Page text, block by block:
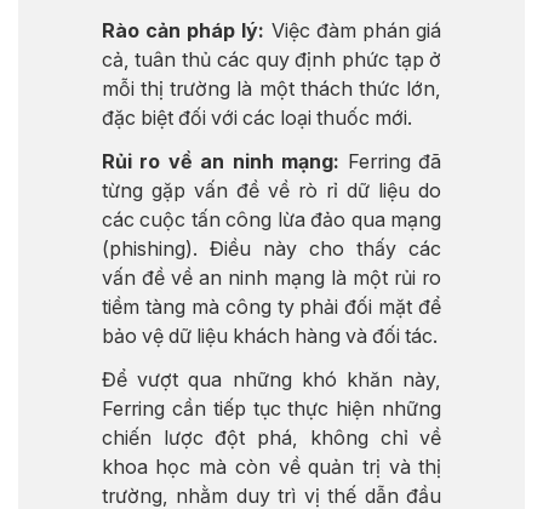
Rào cản pháp lý: Việc đàm phán giá
cả, tuân thủ các quy định phức tạp ở
mỗi thị trường là một thách thức lớn,
đặc biệt đối với các loại thuốc mới.
Rủi ro về an ninh mạng: Ferring đã
từng gặp vấn đề về rò rỉ dữ liệu do
các cuộc tấn công lừa đảo qua mạng
(phishing). Điều này cho thấy các
vấn đề về an ninh mạng là một rủi ro
tiềm tàng mà công ty phải đối mặt để
bảo vệ dữ liệu khách hàng và đối tác.
Để vượt qua những khó khăn này,
Ferring cần tiếp tục thực hiện những
chiến lược đột phá, không chỉ về
khoa học mà còn về quản trị và thị
trường, nhằm duy trì vị thế dẫn đầu